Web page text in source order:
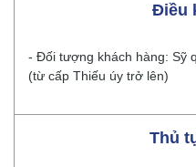
Điều
- Đối tượng khách hàng: Sỹ
(từ cấp Thiếu úy trở lên)
Thủ